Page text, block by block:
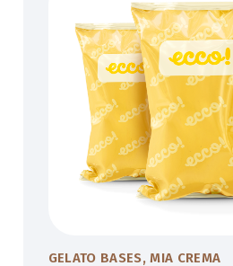
GELATO BASES,MIA CREMA